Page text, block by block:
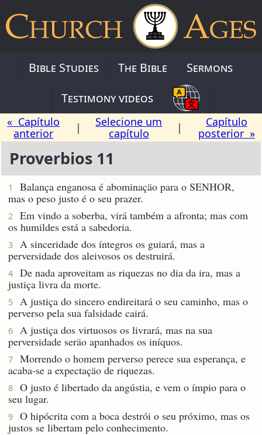
Bible Studies The Bible
Sermons
Testimony videos
« Capítulo
anterior
|
Selecione um
capítulo
|
Capítulo
posterior »
Proverbios 11
1
Balança enganosa é abominaçäo para o SENHOR,
mas o peso justo é o seu prazer.
2
Em vindo a soberba, virá também a afronta; mas com
os humildes está a sabedoria.
3
A sinceridade dos íntegros os guiará, mas a
perversidade dos aleivosos os destruirá.
4
De nada aproveitam as riquezas no dia da ira, mas a
justiça livra da morte.
5
A justiça do sincero endireitará o seu caminho, mas o
perverso pela sua falsidade cairá.
6
A justiça dos virtuosos os livrará, mas na sua
perversidade seräo apanhados os iníquos.
7
Morrendo o homem perverso perece sua esperança, e
acaba-se a expectaçäo de riquezas.
8
O justo é libertado da angústia, e vem o ímpio para o
seu lugar.
9
O hipócrita com a boca destrói o seu próximo, mas os
justos se libertam pelo conhecimento.